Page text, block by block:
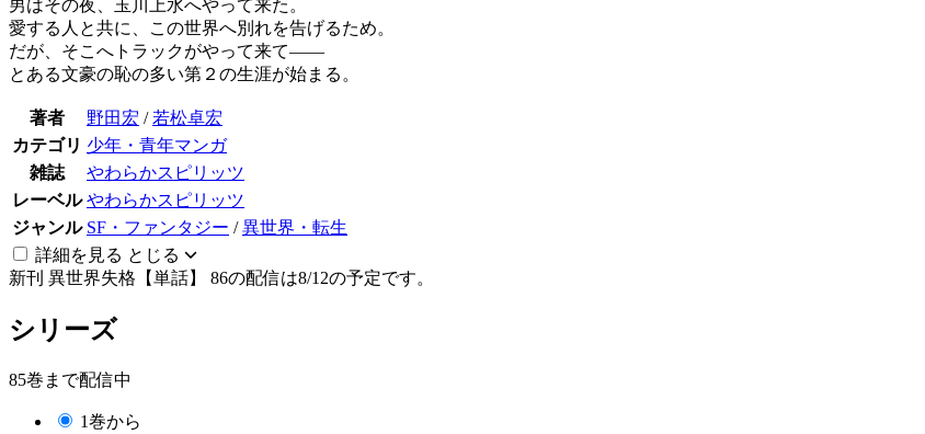
男はその夜、玉川上水へやって来た。
愛する人と共に、この世界へ別れを告げるため。
だが、そこへトラックがやって来て――
とある文豪の恥の多い第２の生涯が始まる。
著者 野田宏 / 若松卓宏
カテゴリ 少年・青年マンガ
雑誌
やわらかスピリッツ
レーベル やわらかスピリッツ
ジャンル SF・ファンタジー /異世界・転生
詳細を見る とじる
新刊 異世界失格【単話】 86の配信は8/12の予定です。
シリーズ
85巻まで配信中
1巻から